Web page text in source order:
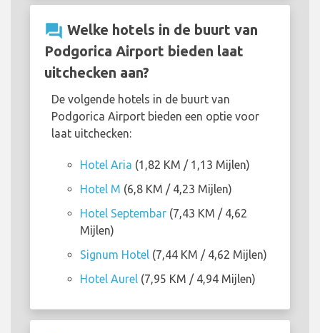
question_answer Welke hotels in de buurt van
Podgorica Airport bieden laat
uitchecken aan?
De volgende hotels in de buurt van
Podgorica Airport bieden een optie voor
laat uitchecken:
Hotel Aria (1,82 KM / 1,13 Mijlen)
Hotel M (6,8 KM / 4,23 Mijlen)
Hotel Septembar (7,43 KM / 4,62
Mijlen)
Signum Hotel (7,44 KM / 4,62 Mijlen)
Hotel Aurel (7,95 KM / 4,94 Mijlen)